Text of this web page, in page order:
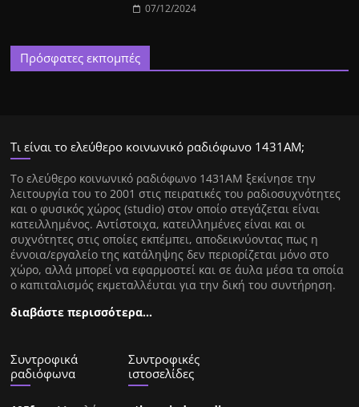
07/12/2024
Πρόσφατες εκπομπές
Τι είναι το ελεύθερο κοινωνικό ραδιόφωνο 1431ΑΜ;
Tο ελεύθερο κοινωνικό ραδιόφωνο 1431AM ξεκίνησε την
λειτουργία του το 2001 στις πειρατικές του ραδιοσυχνότητες
και ο φυσικός χώρος (studio) στον οποίο στεγάζεται είναι
κατειλλημένος. Αντίστοιχα, κατειλλημένες είναι και οι
συχνότητες στις οποίες εκπέμπει, αποδεικνύοντας πως η
έννοια/εργαλείο της κατάληψης δεν περιορίζεται μόνο στο
χώρο, αλλά μπορεί να εφαρμοστεί και σε άυλα μέσα τα οποία
ο καπιταλισμός εκμεταλλέυται για την δική του συντήρηση.
διαβάστε περισσότερα…
Συντροφικά
ραδιόφωνα
Συντροφικές
ιστοσελίδες